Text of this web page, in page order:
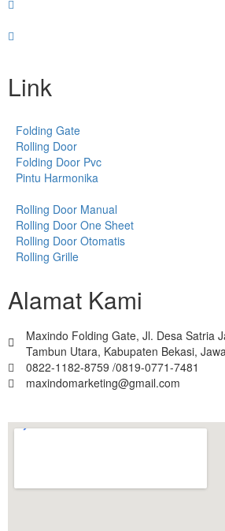
Link
Folding Gate
Rolling Door
Folding Door Pvc
Pintu Harmonika
Rolling Door Manual
Rolling Door One Sheet
Rolling Door Otomatis
Rolling Grille
Alamat Kami
Maxindo Folding Gate, Jl. Desa Satria
Tambun Utara, Kabupaten Bekasi,
0822-1182-8759 /0819-0771-7481
maxindomarketing@gmail.com